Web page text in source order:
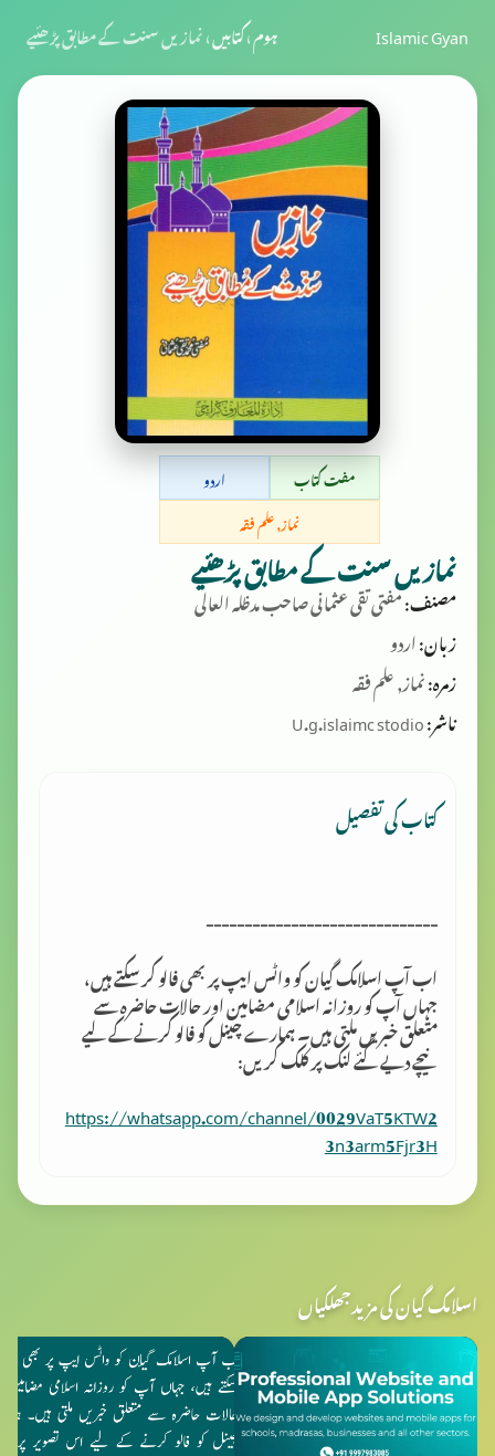
Islamic Gyan ہوم›کتابیں›نمازیں سنت کے مطابق پڑھئیے
مفت کتاب
اردو
نماز, علم فقہ
نمازیں سنت کے مطابق پڑھئیے
مصنف:مفتی تقی عثمانی صاحب مدظلہ العالی
زبان:اردو
زمرہ:نماز, علم فقہ
ناشر:
کتاب کی تفصیل
------------------------------
اب آپ اسلامک گِیان کو واٹس ایپ پر بھی فالو کر سکتے ہیں،
جہاں آپ کو روزانہ اسلامی مضامین اور حالات حاضرہ سے
متعلق خبریں ملتی ہیں۔ ہمارے چینل کو فالو کرنے کے لیے
نیچے دیے گئے لنک پر کلک کریں:
https://whatsapp.com/channel/0029VaT5KTW2
3n3arm5Fjr3H
اسلامک گیان کی مزید جھلکیاں